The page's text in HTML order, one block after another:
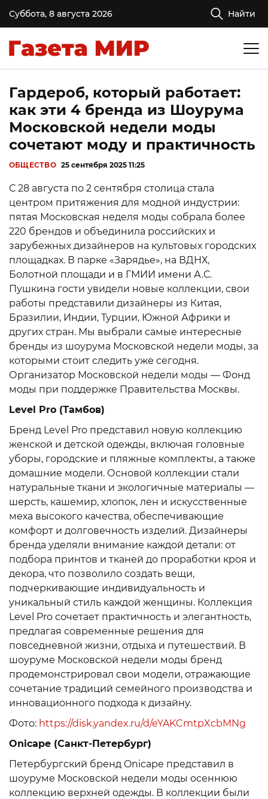
Суббота, 8 августа 2026 Найти
Гардероб, который работает:
как эти 4 бренда из Шоурума
Московской недели моды
сочетают моду и практичность
ОБЩЕСТВО 25 сентября 2025 11:25
С 28 августа по 2 сентября столица стала
центром притяжения для модной индустрии:
пятая Московская неделя моды собрала более
220 брендов и объединила российских и
зарубежных дизайнеров на культовых городских
площадках. В парке «Зарядье», на ВДНХ,
Болотной площади и в ГМИИ имени А.С.
Пушкина гости увидели новые коллекции, свои
работы представили дизайнеры из Китая,
Бразилии, Индии, Турции, Южной Африки и
других стран. Мы выбрали самые интересные
бренды из шоурума Московской недели моды, за
которыми стоит следить уже сегодня.
Организатор Московской недели моды — Фонд
моды при поддержке Правительства Москвы.
Level Pro (Тамбов)
Бренд Level Pro представил новую коллекцию
женской и детской одежды, включая головные
уборы, городские и пляжные комплекты, а также
домашние модели. Основой коллекции стали
натуральные ткани и экологичные материалы —
шерсть, кашемир, хлопок, лен и искусственные
меха высокого качества, обеспечивающие
комфорт и долговечность изделий. Дизайнеры
бренда уделяли внимание каждой детали: от
подбора принтов и тканей до проработки кроя и
декора, что позволило создать вещи,
подчеркивающие индивидуальность и
уникальный стиль каждой женщины. Коллекция
Level Pro сочетает практичность и элегантность,
предлагая современные решения для
повседневной жизни, отдыха и путешествий. В
шоуруме Московской недели моды бренд
продемонстрировал свои модели, отражающие
сочетание традиций семейного производства и
инновационного подхода к дизайну.
Фото: https://disk.yandex.ru/d/eYAKCmtpXcbMNg
Onicape (Санкт-Петербург)
Петербургский бренд Onicape представил в
шоуруме Московской недели моды осеннюю
коллекцию верхней одежды. В коллекции были